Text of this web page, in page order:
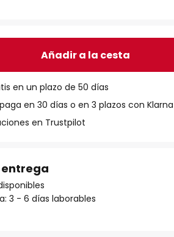
Añadir a la cesta
en un plazo de 50 días
en 30 días o en 3 plazos con Klarna
en Trustpilot
3 - 6 días laborables